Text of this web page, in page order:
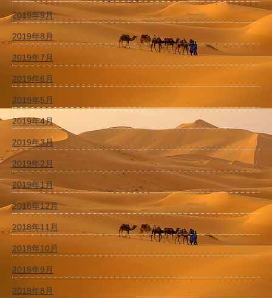
2019年9月
2019年8月
2019年7月
2019年6月
2019年5月
2019年4月
2019年3月
2019年2月
2019年1月
2018年12月
2018年11月
2018年10月
2018年9月
2018年8月